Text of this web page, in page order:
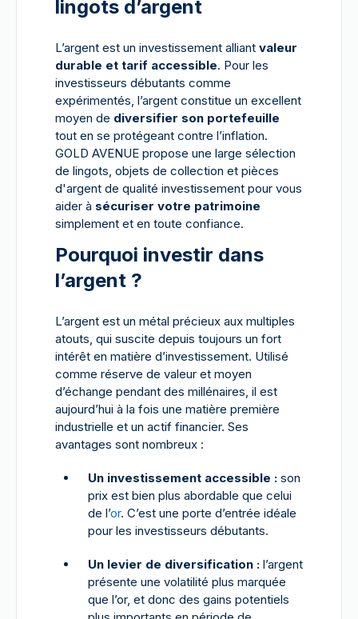
lingots d’argent
L’argent est un investissement alliant valeur
durable et tarif accessible. Pour les
investisseurs débutants comme
expérimentés, l’argent constitue un excellent
moyen de diversifier son portefeuille
tout en se protégeant contre l’inflation.
GOLD AVENUE propose une large sélection
de lingots, objets de collection et pièces
d'argent de qualité investissement pour vous
aider à sécuriser votre patrimoine
simplement et en toute confiance.
Pourquoi investir dans
l’argent ?
L’argent est un métal précieux aux multiples
atouts, qui suscite depuis toujours un fort
intérêt en matière d’investissement. Utilisé
comme réserve de valeur et moyen
d’échange pendant des millénaires, il est
aujourd’hui à la fois une matière première
industrielle et un actif financier. Ses
avantages sont nombreux :
Un investissement accessible : son
prix est bien plus abordable que celui
de l’or. C’est une porte d’entrée idéale
pour les investisseurs débutants.
Un levier de diversification : l’argent
présente une volatilité plus marquée
que l’or, et donc des gains potentiels